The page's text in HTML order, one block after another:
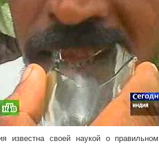
известна своей наукой о